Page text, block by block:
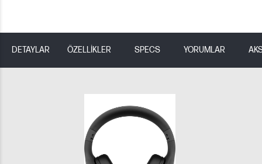
DETAYLAR ÖZELLİKLER SPECS YORUMLAR